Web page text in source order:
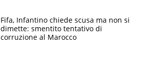
Fifa, Infantino chiede scusa ma non si
dimette: smentito tentativo di
corruzione al Marocco